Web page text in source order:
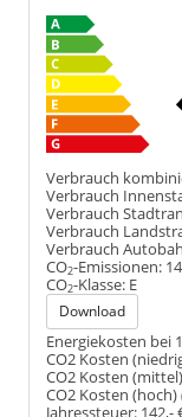
Verbrauch
Verbrauch
Verbrauch
Verbrauch
Verbrauch
CO2-Emissionen:
CO2-Klasse: E
Download
Energiekosten bei
CO2 Kosten
CO2 Kosten (mittel)
CO2 Kosten (hoch)